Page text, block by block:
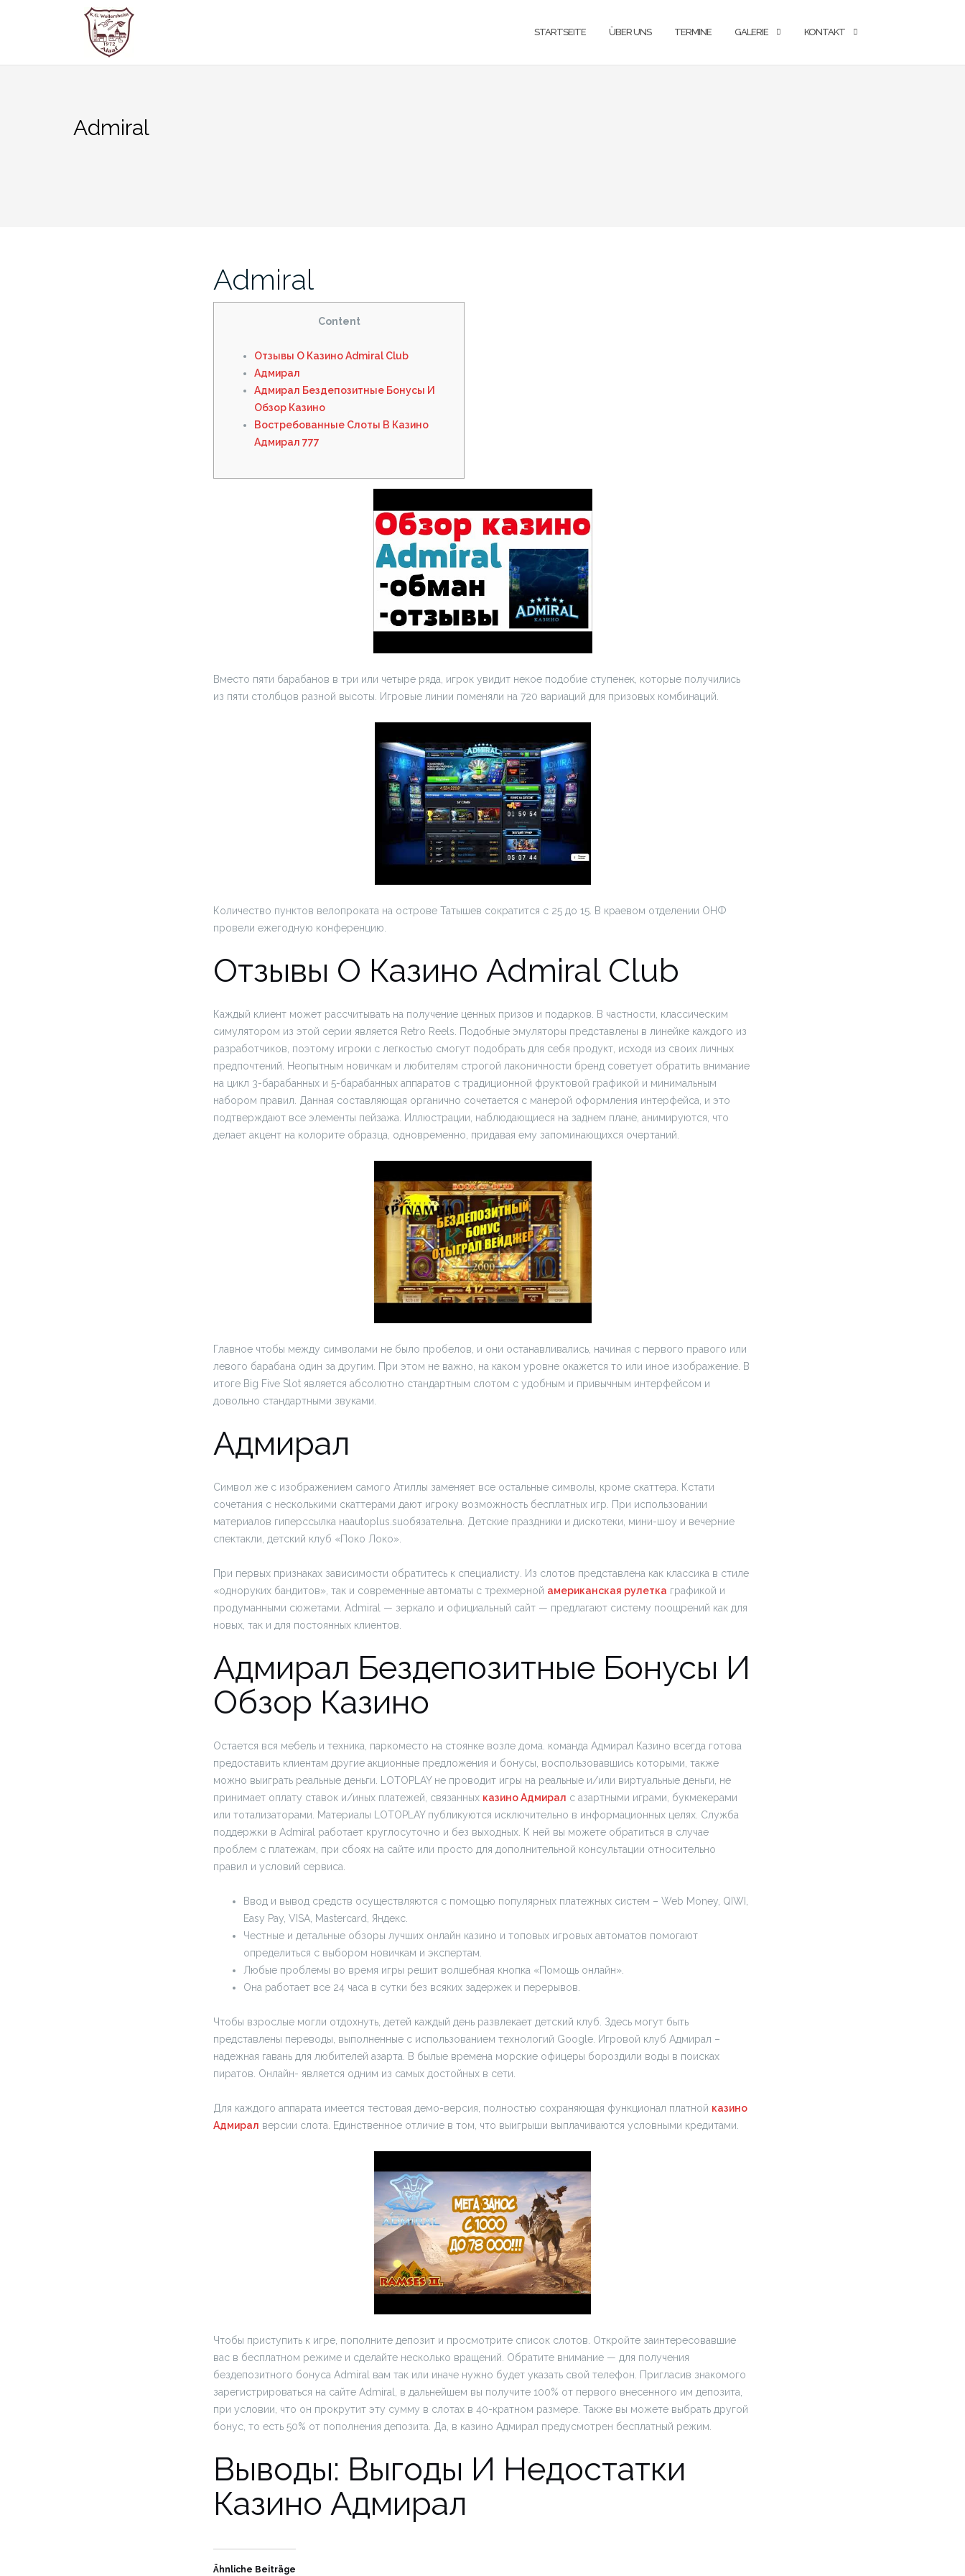
STARTSEITE ÜBER UNS TERMINE GALERIE KONTAKT
Admiral
Admiral
Content
Отзывы О Казино Admiral Club
Адмирал
Адмирал Бездепозитные Бонусы И
Обзор Казино
Востребованные Слоты В Казино
Адмирал 777
Вместо пяти барабанов в три или четыре ряда, игрок увидит некое подобие ступенек, которые получились
из пяти столбцов разной высоты. Игровые линии поменяли на 720 вариаций для призовых комбинаций.
Количество пунктов велопроката на острове Татышев сократится с 25 до 15. В краевом отделении ОНФ
провели ежегодную конференцию.
Отзывы О Казино Admiral Club
Каждый клиент может рассчитывать на получение ценных призов и подарков. В частности, классическим
симулятором из этой серии является Retro Reels. Подобные эмуляторы представлены в линейке каждого из
разработчиков, поэтому игроки с легкостью смогут подобрать для себя продукт, исходя из своих личных
предпочтений. Неопытным новичкам и любителям строгой лаконичности бренд советует обратить внимание
на цикл 3-барабанных и 5-барабанных аппаратов с традиционной фруктовой графикой и минимальным
набором правил. Данная составляющая органично сочетается с манерой оформления интерфейса, и это
подтверждают все элементы пейзажа. Иллюстрации, наблюдающиеся на заднем плане, анимируются, что
делает акцент на колорите образца, одновременно, придавая ему запоминающихся очертаний.
Главное чтобы между символами не было пробелов, и они останавливались, начиная с первого правого или
левого барабана один за другим. При этом не важно, на каком уровне окажется то или иное изображение. В
итоге Big Five Slot является абсолютно стандартным слотом с удобным и привычным интерфейсом и
довольно стандартными звуками.
Адмирал
Символ же с изображением самого Атиллы заменяет все остальные символы, кроме скаттера. Кстати
сочетания с несколькими скаттерами дают игроку возможность бесплатных игр. При использовании
материалов гиперссылка наautoplus.suобязательна. Детские праздники и дискотеки, мини-шоу и вечерние
спектакли, детский клуб «Поко Локо».
При первых признаках зависимости обратитесь к специалисту. Из слотов представлена как классика в стиле
«одноруких бандитов», так и современные автоматы с трехмерной американская рулетка графикой и
продуманными сюжетами. Admiral — зеркало и официальный сайт — предлагают систему поощрений как для
новых, так и для постоянных клиентов.
Адмирал Бездепозитные Бонусы И
Обзор Казино
Остается вся мебель и техника, паркоместо на стоянке возле дома. команда Адмирал Казино всегда готова
предоставить клиентам другие акционные предложения и бонусы, воспользовавшись которыми, также
можно выиграть реальные деньги. LOTOPLAY не проводит игры на реальные и/или виртуальные деньги, не
принимает оплату ставок и/иных платежей, связанных казино Адмирал с азартными играми, букмекерами
или тотализаторами. Материалы LOTOPLAY публикуются исключительно в информационных целях. Служба
поддержки в Admiral работает круглосуточно и без выходных. К ней вы можете обратиться в случае
проблем с платежам, при сбоях на сайте или просто для дополнительной консультации относительно
правил и условий сервиса.
Ввод и вывод средств осуществляются с помощью популярных платежных систем – Web Money, QIWI,
Easy Pay, VISA, Mastercard, Яндекс.
Честные и детальные обзоры лучших онлайн казино и топовых игровых автоматов помогают
определиться с выбором новичкам и экспертам.
Любые проблемы во время игры решит волшебная кнопка «Помощь онлайн».
Она работает все 24 часа в сутки без всяких задержек и перерывов.
Чтобы взрослые могли отдохнуть, детей каждый день развлекает детский клуб. Здесь могут быть
представлены переводы, выполненные с использованием технологий Google. Игровой клуб Адмирал –
надежная гавань для любителей азарта. В былые времена морские офицеры бороздили воды в поисках
пиратов. Онлайн- является одним из самых достойных в сети.
Для каждого аппарата имеется тестовая демо-версия, полностью сохраняющая функционал платной казино
Адмирал версии слота. Единственное отличие в том, что выигрыши выплачиваются условными кредитами.
Чтобы приступить к игре, пополните депозит и просмотрите список слотов. Откройте заинтересовавшие
вас в бесплатном режиме и сделайте несколько вращений. Обратите внимание — для получения
бездепозитного бонуса Admiral вам так или иначе нужно будет указать свой телефон. Пригласив знакомого
зарегистрироваться на сайте Admiral, в дальнейшем вы получите 100% от первого внесенного им депозита,
при условии, что он прокрутит эту сумму в слотах в 40-кратном размере. Также вы можете выбрать другой
бонус, то есть 50% от пополнения депозита. Да, в казино Адмирал предусмотрен бесплатный режим.
Выводы: Выгоды И Недостатки
Казино Адмирал
Ähnliche Beiträge